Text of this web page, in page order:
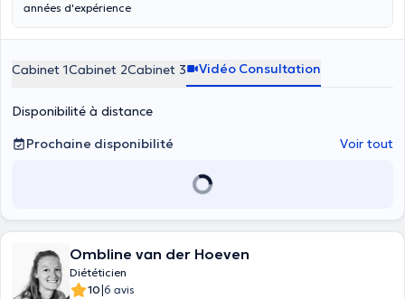
années d'expérience
Cabinet 1Cabinet 2Cabinet 3 Vidéo Consultation
Disponibilité à distance
Prochaine disponibilité
Voir tout
Ombline van der Hoeven
Diététicien
10|6 avis